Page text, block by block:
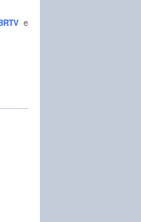
e